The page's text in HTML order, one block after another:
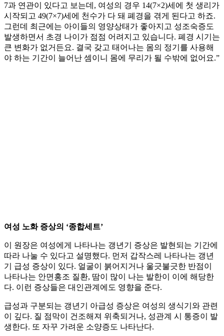
7과 연관이 있다고 보는데, 여성의 경우 14(7×2)세에 첫 생리가
시작되고 49(7×7)세에 천수가 다 돼 폐경을 겪게 된다고 하죠.
그런데 최근에는 아이들의 영양상태가 좋아지고 성조숙증도
발생하면서 초경 나이가 점점 어려지고 있습니다. 폐경 시기는
큰 변화가 없거든요. 결국 갖고 태어나는 몸의 정기를 사용해
야 하는 기간이 늘어난 셈이니 몸에 무리가 될 수밖에 없어요.”
여성 노화 증상의 ‘종합세트’
이 원장은 여성에게 나타나는 갱년기 증상은 발현되는 기간에
따라 나눌 수 있다고 설명했다. 먼저 갑작스레 나타나는 갱년
기 급성 증상이 있다. 얼굴이 붉어지거나 울긋불긋한 반점이
나타나는 안면홍조 질환, 땀이 많이 나는 발한이 이에 해당한
다. 이런 증상들은 대인관계에도 영향을 준다.
급성과 구분되는 갱년기 아급성 증상은 여성의 생식기와 관련
이 깊다. 질 점막이 건조해져 위축되거나, 성관계 시 통증이 발
생한다. 또 자꾸 가려운 소양증도 나타난다.